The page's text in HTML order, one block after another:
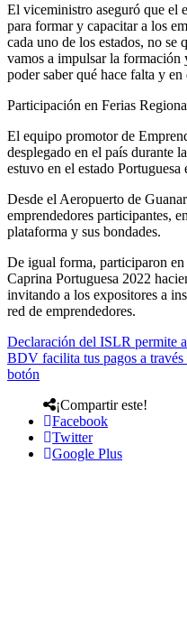
El viceministro aseguró que el
para formar y capacitar a los
cada uno de los estados, no se
vamos a impulsar la formación
poder saber qué hace falta y
Participación en Ferias
El equipo promotor de
desplegado en el país durante
estuvo en el estado
Desde el Aeropuerto de
emprendedores participantes,
plataforma y sus bondades.
De igual forma, participaron
Caprina Portuguesa 2022
invitando a los expositores a
red de emprendedores.
Declaración del ISLR permite
BDV facilita tus pagos a
botón
¡Compartir este!
Facebook
Twitter
Google Plus